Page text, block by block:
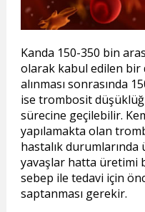
Kanda 150-350 bin
olarak kabul edilen bir
alınması sonrasında
ise trombosit
sürecine geçilebilir.
yapılamakta olan
hastalık
yavaşlar hatta üretimi
sebep ile tedavi için
saptanması gerekir.